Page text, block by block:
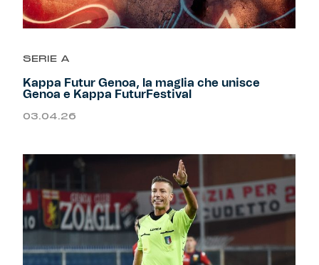
SERIE A
Kappa Futur Genoa, la maglia che unisce
Genoa e Kappa FuturFestival
03.04.26